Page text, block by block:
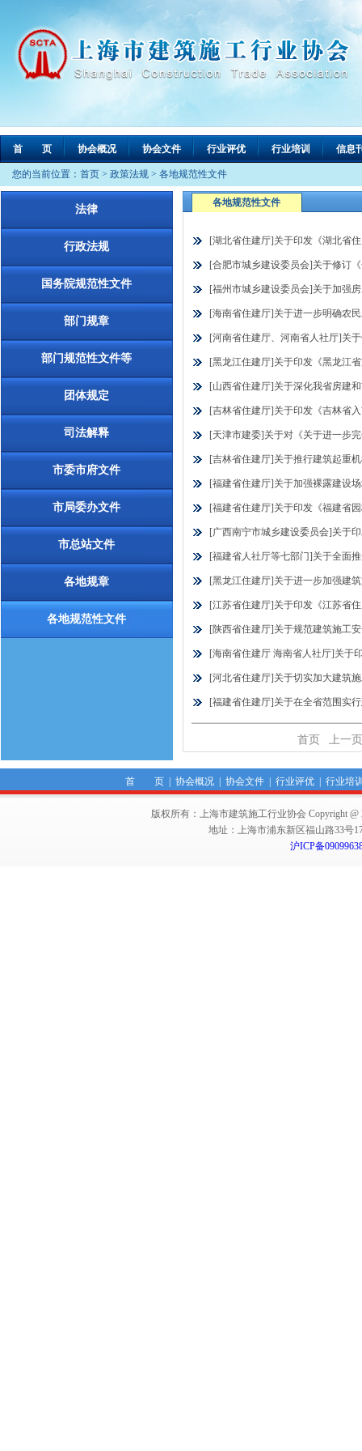
首 页 协会概况 协会文件 行业评优 行业培训 信息
您的当前位置： 首页 > 政策法规 > 各地规范性文件
法律
行政法规
国务院规范性文件
部门规章
部门规范性文件等
团体规定
司法解释
市委市府文件
市局委办文件
市总站文件
各地规章
各地规范性文件
各地规范性文件
[湖北省住建厅]关于印发《湖北省
[合肥市城乡建设委员会]关于修订
[福州市城乡建设委员会]关于加强
[海南省住建厅]关于进一步明确农
[河南省住建厅、河南省人社厅]关
[黑龙江住建厅]关于印发《黑龙江
[山西省住建厅]关于深化我省房建
[吉林省住建厅]关于印发《吉林省
[天津市建委]关于对《关于进一步
[吉林省住建厅]关于推行建筑起重
[福建省住建厅]关于加强裸露建设
[福建省住建厅]关于印发《福建省
[广西南宁市城乡建设委员会]关于
[福建省人社厅等七部门]关于全面
[黑龙江住建厅]关于进一步加强建
[江苏省住建厅]关于印发《江苏省
[陕西省住建厅]关于规范建筑施工
[海南省住建厅 海南省人社厅]关于
[河北省住建厅]关于切实加大建筑
[福建省住建厅]关于在全省范围实
首页 上一页
首 页| 协会概况| 协会文件| 行业评优| 行业培
版权所有：上海市建筑施工行业协会 Copyright @
地址：上海市浦东新区福山路33号
沪ICP备